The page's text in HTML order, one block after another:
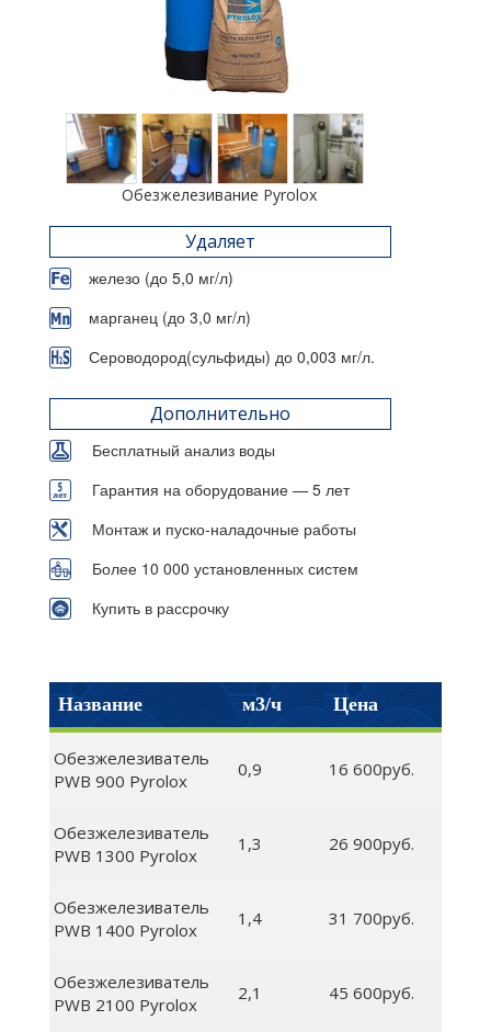
Обезжелезивание Pyrolox
Удаляет
железо (до 5,0 мг/л)
марганец (до 3,0 мг/л)
Сероводород(сульфиды) до 0,003 мг/л.
Дополнительно
Бесплатный анализ воды
Гарантия на оборудование — 5 лет
Монтаж и пуско-наладочные работы
Более 10 000 установленных систем
Купить в рассрочку
Название м3/ч Цена
Обезжелезиватель
PWB 900 Pyrolox
0,9 16 600руб.
Обезжелезиватель
PWB 1300 Pyrolox
1,3 26 900руб.
Обезжелезиватель
PWB 1400 Pyrolox
1,4 31 700руб.
Обезжелезиватель
PWB 2100 Pyrolox
2,1 45 600руб.